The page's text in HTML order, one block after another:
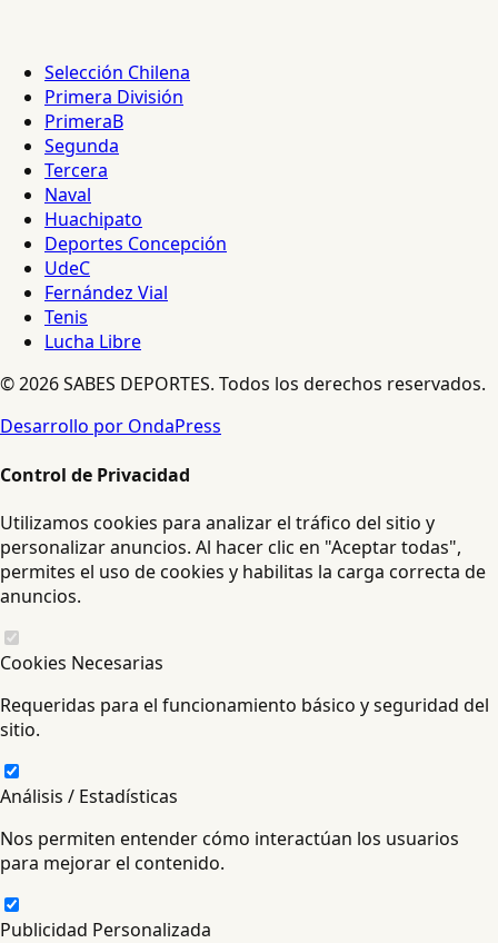
Selección Chilena
Primera División
PrimeraB
Segunda
Tercera
Naval
Huachipato
Deportes Concepción
UdeC
Fernández Vial
Tenis
Lucha Libre
© 2026 SABES DEPORTES. Todos los derechos reservados.
Desarrollo por OndaPress
Control de Privacidad
Utilizamos cookies para analizar el tráfico del sitio y
personalizar anuncios. Al hacer clic en "Aceptar todas",
permites el uso de cookies y habilitas la carga correcta de
anuncios.
Cookies Necesarias
Requeridas para el funcionamiento básico y seguridad del
sitio.
Análisis / Estadísticas
Nos permiten entender cómo interactúan los usuarios
para mejorar el contenido.
Publicidad Personalizada